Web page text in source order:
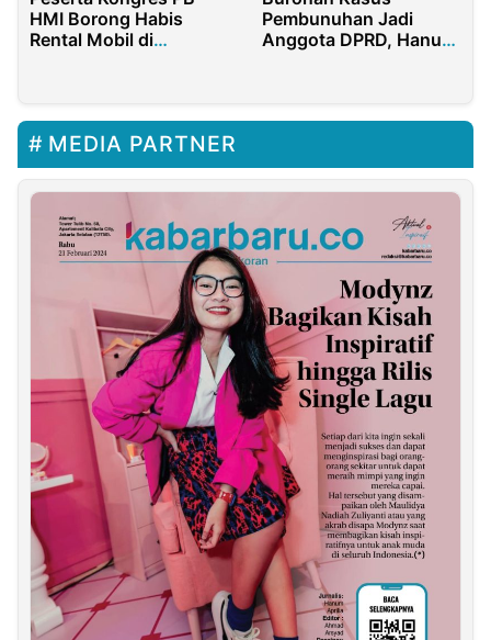
HMI Borong Habis
Rental Mobil di
Pembunuhan Jadi
Anggota DPRD, Hanura
MEDIA PARTNER